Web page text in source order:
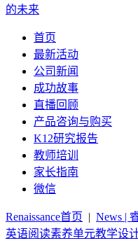
首页
最新活动
公司新闻
成功故事
直播回顾
产品咨询与购买
K12研究报告
教师培训
家长指南
微信
Renaissance首页 | News |
英语阅读素养单元教学设计